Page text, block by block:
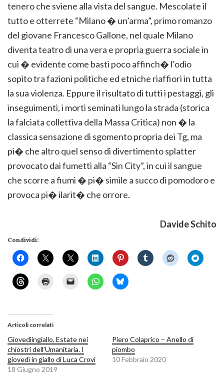
tenero che sviene alla vista del sangue. Mescolate il
tutto e otterrete “Milano � un’arma”, primo romanzo
del giovane Francesco Gallone, nel quale Milano
diventa teatro di una vera e propria guerra sociale in
cui � evidente come basti poco affinch� l’odio
sopito tra fazioni politiche ed etniche riaffiori in tutta
la sua violenza. Eppure il risultato di tutti i pestaggi, gli
inseguimenti, i morti seminati lungo la strada (storica
la falciata collettiva della Massa Critica) non � la
classica sensazione di sgomento propria dei Tg, ma
pi� che altro quel senso di divertimento splatter
provocato dai fumetti alla “Sin City”, in cui il sangue
che scorre a fiumi � pi� simile a succo di pomodoro e
provoca pi� ilarit� che orrore.
Davide Schito
Condividi:
Articoli correlati
Giovedìingiallo, Estate nei
chiostri dell’Umanitaria. I
giovedì in giallo di Luca Crovi
18 Giugno 2019
Piero Colaprico – Anello di
piombo
10 Febbraio 2020